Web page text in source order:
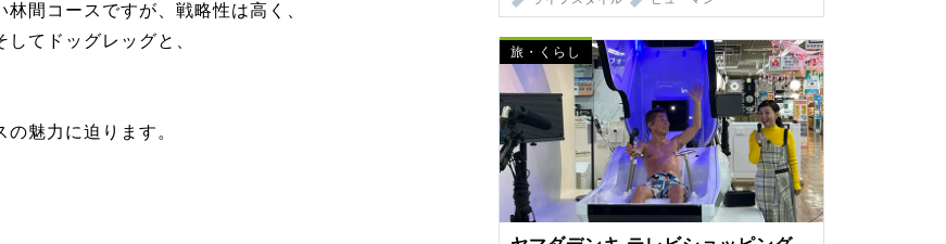
旅・くらし
間コースですが、戦略性は高く、
てドッグレッグと、
魅力に迫ります。